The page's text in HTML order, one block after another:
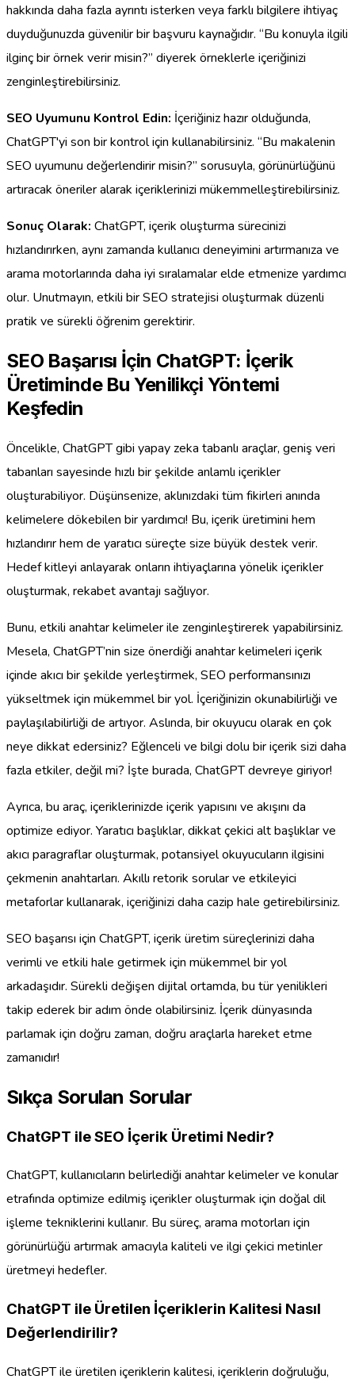
hakkında daha fazla ayrıntı isterken veya farklı bilgilere ihtiyaç
duyduğunuzda güvenilir bir başvuru kaynağıdır. “Bu konuyla ilgili
ilginç bir örnek verir misin?” diyerek örneklerle içeriğinizi
zenginleştirebilirsiniz.
SEO Uyumunu Kontrol Edin: İçeriğiniz hazır olduğunda,
ChatGPT'yi son bir kontrol için kullanabilirsiniz. “Bu makalenin
SEO uyumunu değerlendirir misin?” sorusuyla, görünürlüğünü
artıracak öneriler alarak içeriklerinizi mükemmelleştirebilirsiniz.
Sonuç Olarak: ChatGPT, içerik oluşturma sürecinizi
hızlandırırken, aynı zamanda kullanıcı deneyimini artırmanıza ve
arama motorlarında daha iyi sıralamalar elde etmenize yardımcı
olur. Unutmayın, etkili bir SEO stratejisi oluşturmak düzenli
pratik ve sürekli öğrenim gerektirir.
SEO Başarısı İçin ChatGPT: İçerik
Üretiminde Bu Yenilikçi Yöntemi
Keşfedin
Öncelikle, ChatGPT gibi yapay zeka tabanlı araçlar, geniş veri
tabanları sayesinde hızlı bir şekilde anlamlı içerikler
oluşturabiliyor. Düşünsenize, aklınızdaki tüm fikirleri anında
kelimelere dökebilen bir yardımcı! Bu, içerik üretimini hem
hızlandırır hem de yaratıcı süreçte size büyük destek verir.
Hedef kitleyi anlayarak onların ihtiyaçlarına yönelik içerikler
oluşturmak, rekabet avantajı sağlıyor.
Bunu, etkili anahtar kelimeler ile zenginleştirerek yapabilirsiniz.
Mesela, ChatGPT’nin size önerdiği anahtar kelimeleri içerik
içinde akıcı bir şekilde yerleştirmek, SEO performansınızı
yükseltmek için mükemmel bir yol. İçeriğinizin okunabilirliği ve
paylaşılabilirliği de artıyor. Aslında, bir okuyucu olarak en çok
neye dikkat edersiniz? Eğlenceli ve bilgi dolu bir içerik sizi daha
fazla etkiler, değil mi? İşte burada, ChatGPT devreye giriyor!
Ayrıca, bu araç, içeriklerinizde içerik yapısını ve akışını da
optimize ediyor. Yaratıcı başlıklar, dikkat çekici alt başlıklar ve
akıcı paragraflar oluşturmak, potansiyel okuyucuların ilgisini
çekmenin anahtarları. Akıllı retorik sorular ve etkileyici
metaforlar kullanarak, içeriğinizi daha cazip hale getirebilirsiniz.
SEO başarısı için ChatGPT, içerik üretim süreçlerinizi daha
verimli ve etkili hale getirmek için mükemmel bir yol
arkadaşıdır. Sürekli değişen dijital ortamda, bu tür yenilikleri
takip ederek bir adım önde olabilirsiniz. İçerik dünyasında
parlamak için doğru zaman, doğru araçlarla hareket etme
zamanıdır!
Sıkça Sorulan Sorular
ChatGPT ile SEO İçerik Üretimi Nedir?
ChatGPT, kullanıcıların belirlediği anahtar kelimeler ve konular
etrafında optimize edilmiş içerikler oluşturmak için doğal dil
işleme tekniklerini kullanır. Bu süreç, arama motorları için
görünürlüğü artırmak amacıyla kaliteli ve ilgi çekici metinler
üretmeyi hedefler.
ChatGPT ile Üretilen İçeriklerin Kalitesi Nasıl
Değerlendirilir?
ChatGPT ile üretilen içeriklerin kalitesi, içeriklerin doğruluğu,